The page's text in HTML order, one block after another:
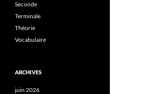
Seconde
Terminale
Théorie
Vocabulaire
ARCHIVES
juin 2026